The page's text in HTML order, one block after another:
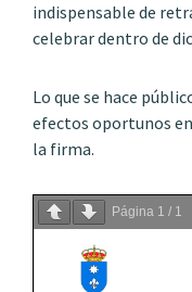
indispensable de
celebrar dentro de
Lo que se hace
efectos oportunos
la firma.
Página 1 / 1